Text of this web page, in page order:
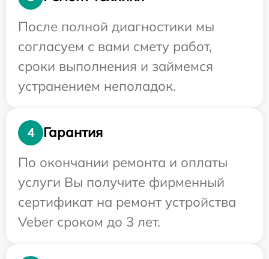
После полной диагностики мы
согласуем с вами смету работ,
сроки выполнения и займемся
устранением неполадок.
4
Гарантия
По окончании ремонта и оплаты
услуги Вы получите фирменный
сертификат на ремонт устройства
Veber сроком до 3 лет.